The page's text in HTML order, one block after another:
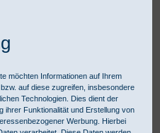
Praxismobiliar
Praxis-Hocker
möchten Informationen auf Ihrem
auf diese zugreifen, insbesondere
Technologien. Dies dient der
ihrer Funktionalität und Erstellung von
Werbung. Hierbei